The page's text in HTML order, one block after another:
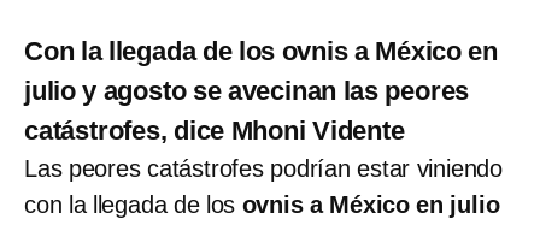
Con la llegada de los ovnis a México en
julio y agosto se avecinan las peores
catástrofes, dice Mhoni Vidente
Las peores catástrofes podrían estar viniendo
con la llegada de los ovnis a México en julio